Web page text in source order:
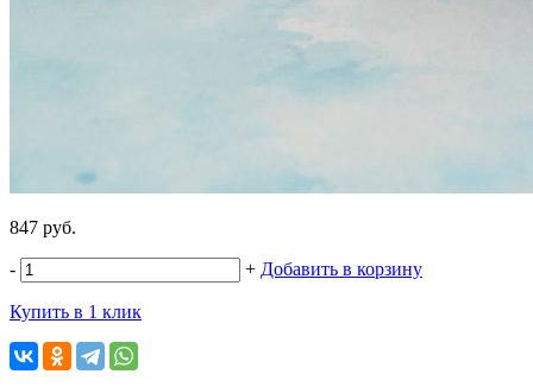
847 руб.
- + Добавить в корзину
Купить в 1 клик